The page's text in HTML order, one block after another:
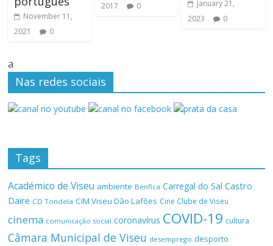
November 11,
2021
0
2017 0
January 21,
2023
0
a
Nas redes sociais
Tags
Académico de Viseu ambiente Benfica Carregal do Sal Castro
Daire CD Tondela CIM Viseu Dão Lafões Cine Clube de Viseu
cinema comunicação social coronavírus COVID-19 cultura
Câmara Municipal de Viseu desemprego desporto